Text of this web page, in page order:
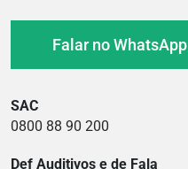
Falar no WhatsApp
SAC
0800 88 90 200
Def Auditivos e de Fala